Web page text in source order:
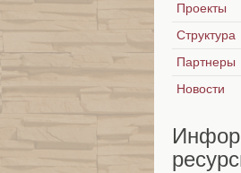
Проекты
Структура
Партнеры
Новости